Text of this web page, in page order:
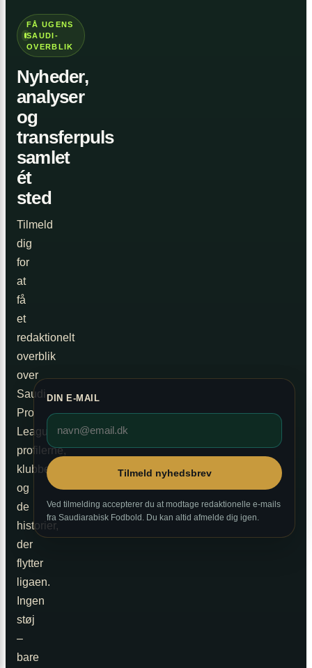
FÅ UGENS
SAUDI-
OVERBLIK
Nyheder,
analyser
og
transferpuls
samlet
ét
sted
Tilmeld
dig
for
at
få
et
redaktionelt
overblik
over
Saudi
Pro
League,
profilerne,
klubberne
og
de
historier,
der
flytter
ligaen.
Ingen
støj
–
bare
DIN E-MAIL
Tilmeld nyhedsbrev
Ved tilmelding accepterer du at modtage redaktionelle e-mails
fra Saudiarabisk Fodbold. Du kan altid afmelde dig igen.